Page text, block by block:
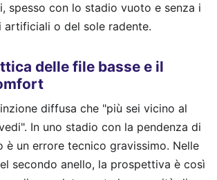
spesso con lo stadio vuoto e senza i
artificiali o del sole radente.
delle file basse e il
diffusa che "più sei vicino al
In uno stadio con la pendenza di
è un errore tecnico gravissimo. Nelle
secondo anello, la prospettiva è così